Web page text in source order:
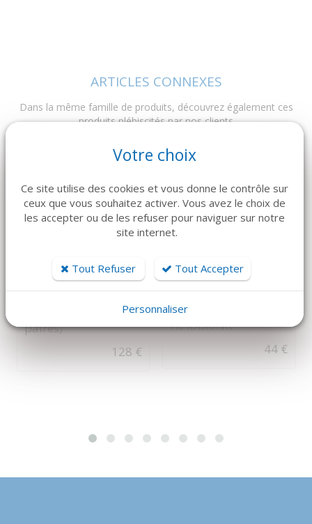
ARTICLES CONNEXES
Dans la même famille de produits, découvrez également ces
produits plébiscités par nos clients
DÉTAILS
Essuie-mains
paires)
128 €
DÉTAILS
KOHLER
ELÉVATEUR FIN
HEIDBRINK
44 €
Votre choix
Ce site utilise des cookies et vous donne le contrôle sur
ceux que vous souhaitez activer. Vous avez le choix de
les accepter ou de les refuser pour naviguer sur notre
site internet.
Tout Refuser Tout Accepter
Personnaliser